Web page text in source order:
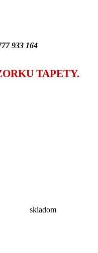
933 164
TAPETY.
skladom